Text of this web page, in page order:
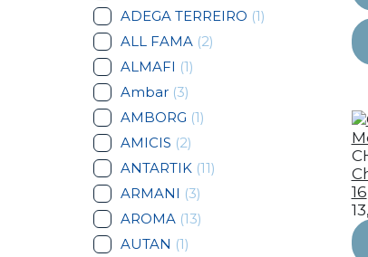
ADEGA TERREIRO (1)
ALL FAMA (2)
ALMAFI (1)
Ambar (3)
AMBORG (1)
AMICIS (2)
ANTARTIK (11)
ARMANI (3)
AROMA (13)
AUTAN (1)
16